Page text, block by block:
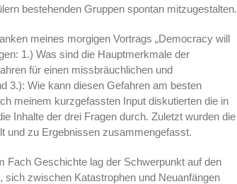
bestehenden Gruppen spontan mitzugestalten.
meines morgigen Vortrags „Democracy will
1.) Was sind die Hauptmerkmale der
für einen missbräuchlichen und
3.): Wie kann diesen Gefahren am besten
meinem kurzgefassten Input diskutierten die in
Inhalte der drei Fragen durch. Zuletzt wurden die
und zu Ergebnissen zusammengefasst.
Fach Geschichte lag der Schwerpunkt auf den
zwischen Katastrophen und Neuanfängen